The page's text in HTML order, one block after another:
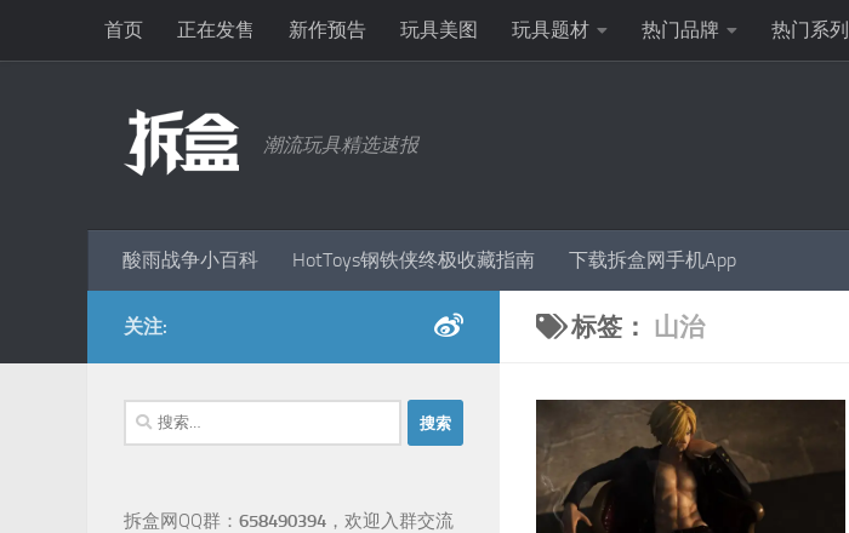
跳至内容首页 正在发售 新作预告 玩具美图 玩具题材 热门品牌 热门系列
潮流玩具精选速报
酸雨战争小百科 HotToys钢铁侠终极收藏指南 下载拆盒网手机App
标签： 山治
关注:
搜
索：
拆盒网QQ群： 658490394 ，欢迎入群交流